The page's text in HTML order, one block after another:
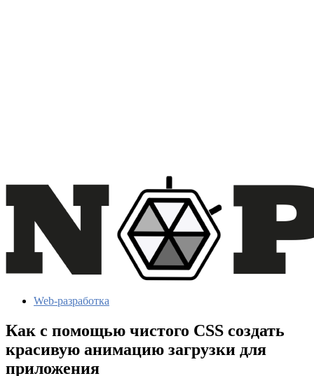
Web-разработка
Как с помощью чистого CSS создать
красивую анимацию загрузки для
приложения